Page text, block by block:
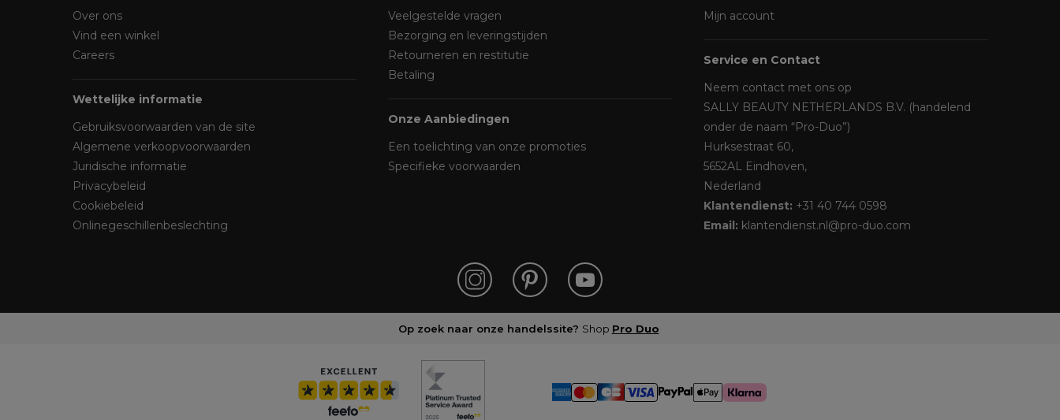
Over ons
Vind een winkel
Careers
Wettelijke informatie
Gebruiksvoorwaarden van de site
Algemene verkoopvoorwaarden
Juridische informatie
Privacybeleid
Cookiebeleid
Onlinegeschillenbeslechting
Veelgestelde vragen
Bezorging en leveringstijden
Retourneren en restitutie
Betaling
Onze Aanbiedingen
Een toelichting van onze promoties
Specifieke voorwaarden
Mijn account
Service en Contact
Neem contact met ons op
SALLY BEAUTY NETHERLANDS B.V. (handelend
onder de naam “Pro-Duo”)
Hurksestraat 60,
5652AL Eindhoven,
Nederland
Klantendienst: +31 40 744 0598
Email: klantendienst.nl@pro-duo.com
Op zoek naar onze handelssite? Shop Pro Duo